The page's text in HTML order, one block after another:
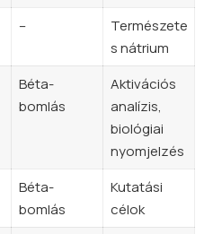
–
Természete
s nátrium
Béta-
bomlás
Aktivációs
analízis,
biológiai
nyomjelzés
Béta-
bomlás
Kutatási
célok